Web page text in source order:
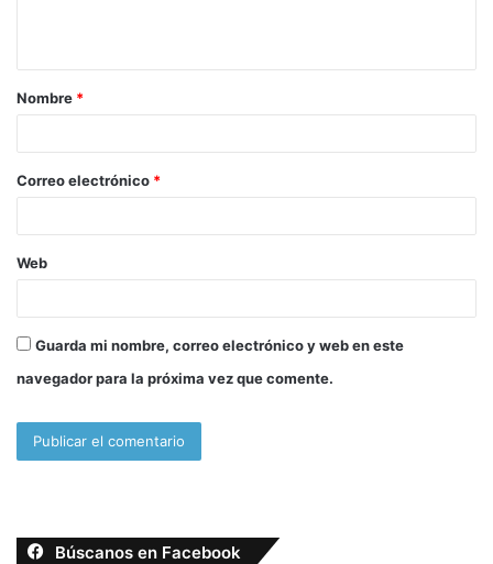
a
r
*
Nombre *
Correo electrónico *
Web
Guarda mi nombre, correo electrónico y web en este
navegador para la próxima vez que comente.
Búscanos en Facebook